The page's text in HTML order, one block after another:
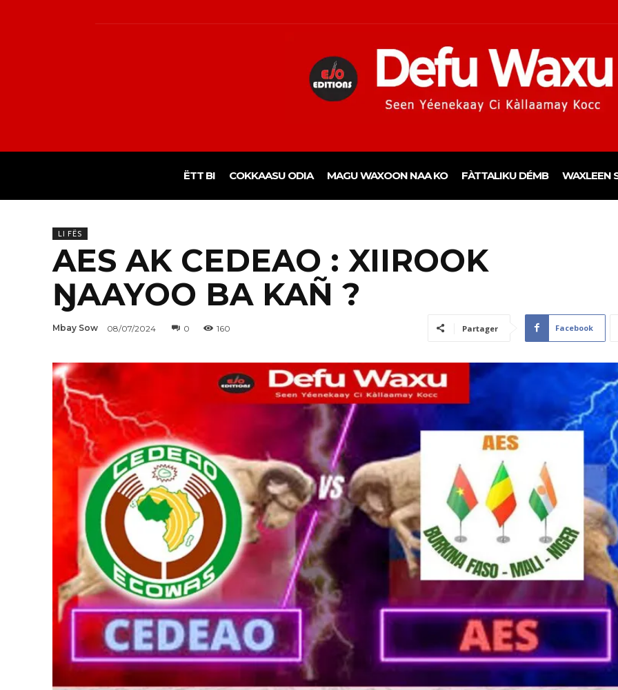
ËTT BI COKKAASU ODIA MAGU WAXOON NAA KO FÀTTALIKU DÉMB WAXLEEN
LI FËS
AES AK CEDEAO : XIIROOK
ŊAAYOO BA KAÑ ?
Mbay Sow 08/07/2024 0 160 Partager Facebook